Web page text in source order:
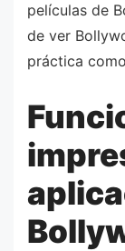
películas de
de ver
práctica